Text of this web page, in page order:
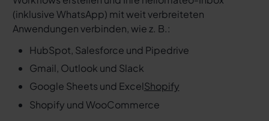
(inklusive WhatsApp) mit weit verbreiteten
Anwendungen verbinden, wie z. B.:
HubSpot, Salesforce und Pipedrive
Gmail, Outlook und Slack
Google Sheets und ExcelShopify
Shopify und WooCommerce